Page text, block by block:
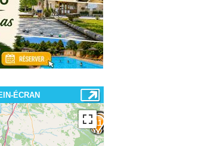
ÉCRAN
15
14
13
12
11
7